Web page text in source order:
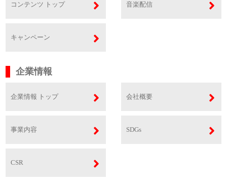
コンテンツ トップ 音楽配信
キャンペーン
企業情報
企業情報 トップ 会社概要
事業内容 SDGs
CSR